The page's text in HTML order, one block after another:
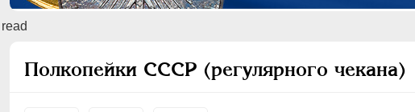
read
Полкопейки СССР (регулярного чекана)